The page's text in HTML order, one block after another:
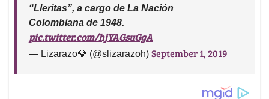
“Lleritas”, a cargo de La Nación
Colombiana de 1948.
pic.twitter.com/hjYAGsuGgA
— Lizarazo💎 (@slizarazoh) September 1, 2019